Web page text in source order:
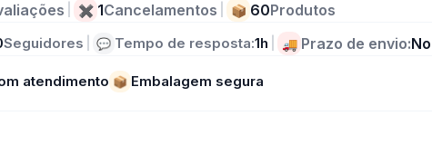
✖ 1Cancelamentos 📦 60Produtos
Seguidores 💬 Tempo de resposta:1h 🚚 Prazo de envio:
atendimento 📦 Embalagem segura